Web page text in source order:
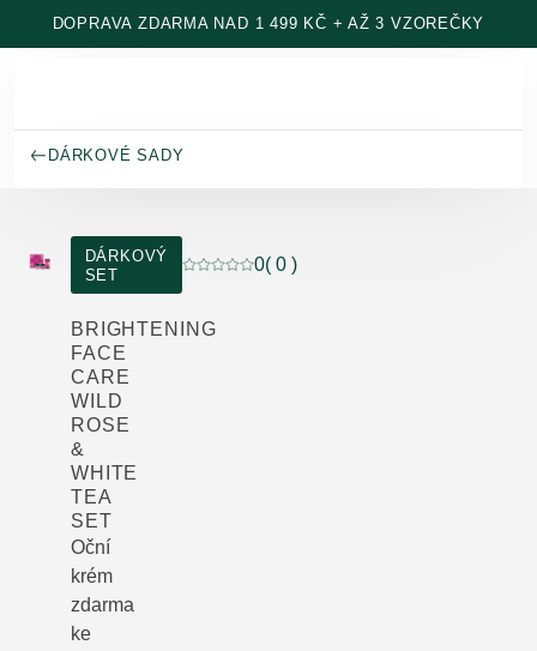
Přeskočit na hlavní obsah
DOPRAVA ZDARMA NAD 1 499 KČ + AŽ 3 VZOREČKY
DÁRKOVÉ SADY
DÁRKOVÝ
SET
Aktuální hodnocení: 0 z 5 hvězdiček
0( 0 )
BRIGHTENING
FACE
CARE
WILD
ROSE
&
WHITE
TEA
SET
Oční
krém
zdarma
ke